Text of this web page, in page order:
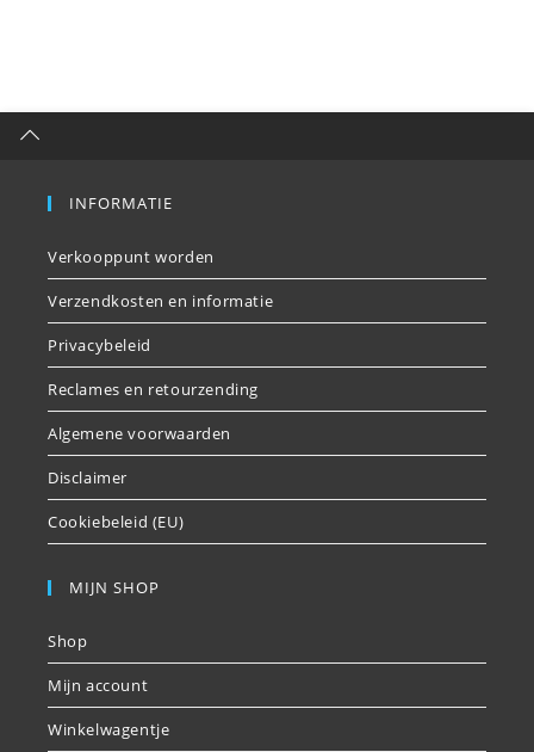
INFORMATIE
Verkooppunt worden
Verzendkosten en informatie
Privacybeleid
Reclames en retourzending
Algemene voorwaarden
Disclaimer
Cookiebeleid (EU)
MIJN SHOP
Shop
Mijn account
Winkelwagentje